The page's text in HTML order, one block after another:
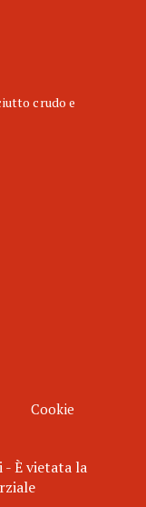
crudo e
Cookie
È vietata la